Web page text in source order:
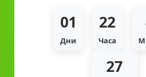
01
Дни
22
Часа
27